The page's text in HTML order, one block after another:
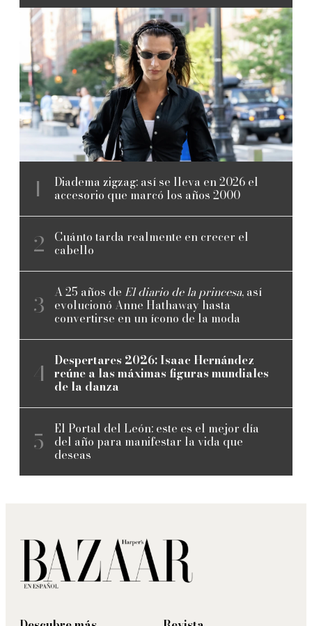
Diadema zigzag: así se lleva en 2026 el
accesorio que marcó los años 2000
Cuánto tarda realmente en crecer el
cabello
A 25 años de El diario de la princesa, así
evolucionó Anne Hathaway hasta
convertirse en un ícono de la moda
Despertares 2026: Isaac Hernández
reúne a las máximas figuras mundiales
de la danza
El Portal del León: este es el mejor día
del año para manifestar la vida que
deseas